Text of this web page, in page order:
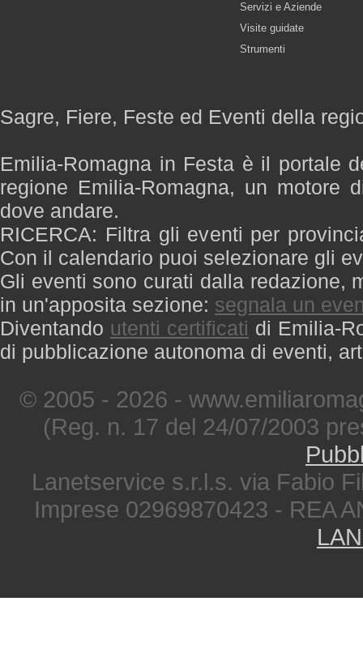
Servizi e Aziende
Visite guidate
Strumenti
Sagre, Fiere, Feste ed Eventi della
Emilia-Romagna in Festa è il portale
regione Emilia-Romagna, un motore
dove andare.
RICERCA: Filtra gli eventi per
Con il calendario puoi selezionare gli
Gli eventi sono curati dalla redazione,
in un'apposita sezione: segnala un
Diventando utenti certificati di Emilia-
di pubblicazione autonoma di eventi,
© 2005 - 2026 -
(Reg. n. 17 del 24/07/2003
Lanetservice s.r.l.s. via Fabio
Imprese 02969870423 - REA